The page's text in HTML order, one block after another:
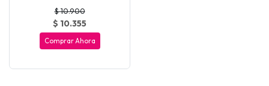
$ 10.900
$ 10.355
Comprar Ahora